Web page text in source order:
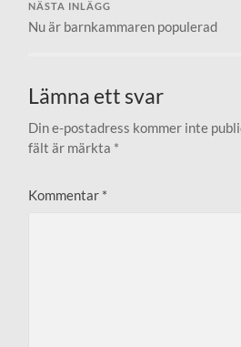
NÄSTA INLÄGG
Nu är barnkammaren populerad
Lämna ett svar
Din e-postadress kommer inte
fält är märkta *
Kommentar *